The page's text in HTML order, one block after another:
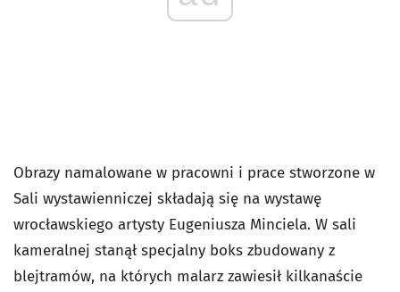
Obrazy namalowane w pracowni i prace stworzone w
Sali wystawienniczej składają się na wystawę
wrocławskiego artysty Eugeniusza Minciela. W sali
kameralnej stanął specjalny boks zbudowany z
blejtramów, na których malarz zawiesił kilkanaście